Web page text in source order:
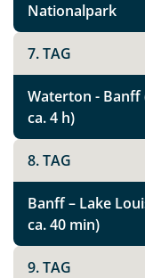
Nationalpark
7. TAG
Waterton - Banff
ca. 4 h)
8. TAG
Banff – Lake
ca. 40 min)
9. TAG